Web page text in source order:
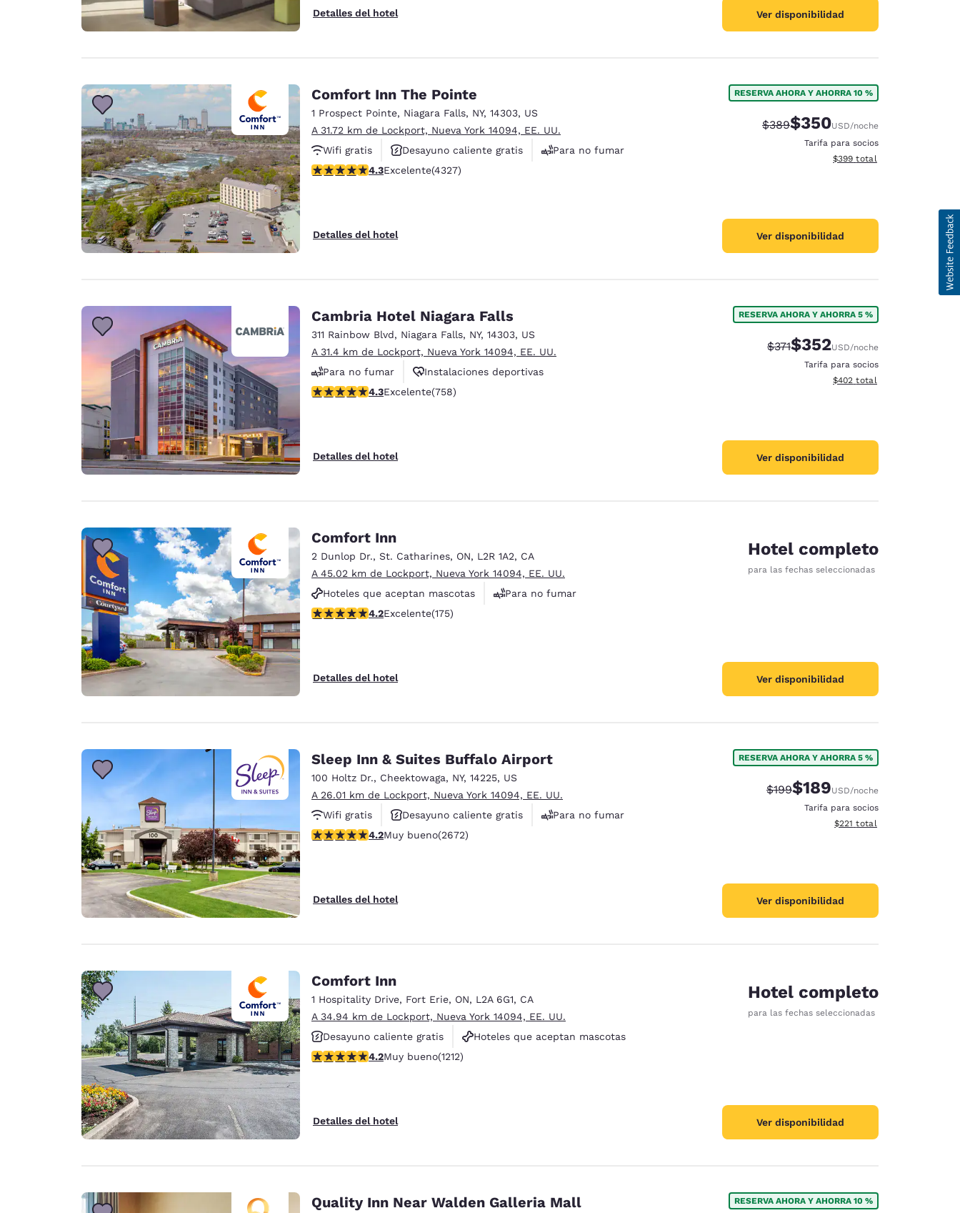
Detalles del hotel Ver disponibilidad
Comfort Inn The Pointe
1 Prospect Pointe, Niagara Falls, NY, 14303, US
A 31.72 km de Lockport, Nueva York 14094, EE. UU.
Wifi gratis
Desayuno caliente gratis
Para no fumar
calificación de 4.3 estrellas. Excelente. 4327 reseñas
4.3Excelente(4327)
Detalles del hotel
RESERVA AHORA Y AHORRA 10 %
Precio tachado:
$389Precio con descuento:
$350USD/noche
Tarifa para socios
Ver detalles del total
$399 total
Ver disponibilidad
Cambria Hotel Niagara Falls
311 Rainbow Blvd, Niagara Falls, NY, 14303, US
A 31.4 km de Lockport, Nueva York 14094, EE. UU.
Para no fumar
Instalaciones deportivas
Sala de reuniones
calificación de 4.26 estrellas. Excelente. 758 reseñas
4.3Excelente(758)
Detalles del hotel
RESERVA AHORA Y AHORRA 5 %
Precio tachado:
$371Precio con descuento:
$352USD/noche
Tarifa para socios
Ver detalles del total
$402 total
Ver disponibilidad
Comfort Inn
2 Dunlop Dr., St. Catharines, ON, L2R 1A2, CA
A 45.02 km de Lockport, Nueva York 14094, EE. UU.
Hoteles que aceptan mascotas
Para no fumar
Instalaciones deportivas
calificación de 4.22 estrellas. Excelente. 175 reseñas
4.2Excelente(175)
Detalles del hotel
Hotel completo
para las fechas seleccionadas
Ver disponibilidad
Sleep Inn & Suites Buffalo Airport
100 Holtz Dr., Cheektowaga, NY, 14225, US
A 26.01 km de Lockport, Nueva York 14094, EE. UU.
Wifi gratis
Desayuno caliente gratis
Para no fumar
calificación de 4.19 estrellas. Muy bueno. 2672 reseñas
4.2Muy bueno(2672)
Detalles del hotel
RESERVA AHORA Y AHORRA 5 %
Precio tachado:
$199Precio con descuento:
$189USD/noche
Tarifa para socios
Ver detalles del total
$221 total
Ver disponibilidad
Comfort Inn
1 Hospitality Drive, Fort Erie, ON, L2A 6G1, CA
A 34.94 km de Lockport, Nueva York 14094, EE. UU.
Desayuno caliente gratis
Hoteles que aceptan mascotas
Para no fumar
calificación de 4.16 estrellas. Muy bueno. 1212 reseñas
4.2Muy bueno(1212)
Detalles del hotel
Hotel completo
para las fechas seleccionadas
Ver disponibilidad
Quality Inn Near Walden Galleria Mall RESERVA AHORA Y AHORRA 10 %